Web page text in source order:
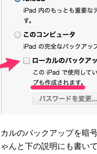
ルのバックアップを暗
んと下の説明にも書い